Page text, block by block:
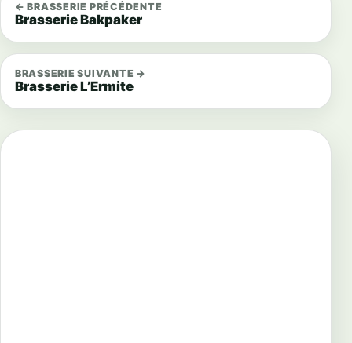
← BRASSERIE PRÉCÉDENTE
Brasserie Bakpaker
BRASSERIE SUIVANTE →
Brasserie L’Ermite